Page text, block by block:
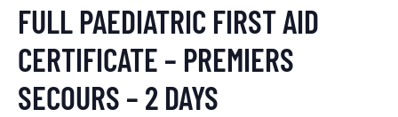
FULL PAEDIATRIC FIRST AID
CERTIFICATE – PREMIERS
SECOURS – 2 DAYS